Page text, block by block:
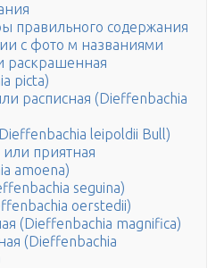
правильного содержания
с фото м названиями
раскрашенная
picta)
расписная (Dieffenbachia
leipoldii Bull)
или приятная
amoena)
seguina)
oerstedii)
(Dieffenbachia magnifica)
(Dieffenbachia